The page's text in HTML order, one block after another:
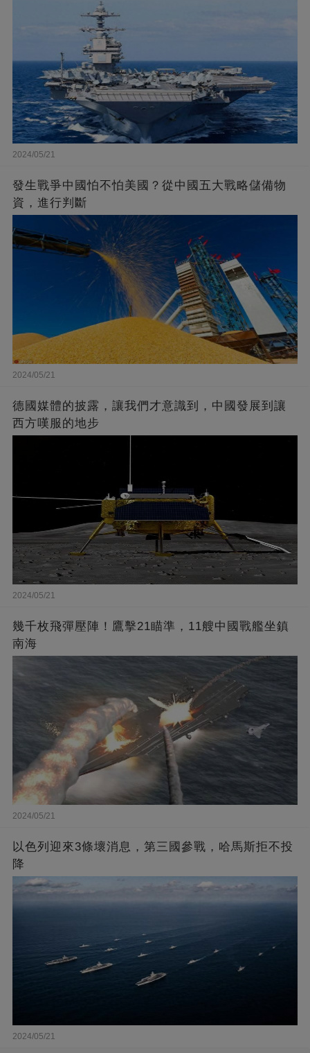
2024/05/21
發生戰爭中國怕不怕美國？從中國五大戰略儲備物
資，進行判斷
2024/05/21
德國媒體的披露，讓我們才意識到，中國發展到讓
西方嘆服的地步
2024/05/21
幾千枚飛彈壓陣！鷹擊21瞄準，11艘中國戰艦坐鎮
南海
2024/05/21
以色列迎來3條壞消息，第三國參戰，哈馬斯拒不投
降
2024/05/21